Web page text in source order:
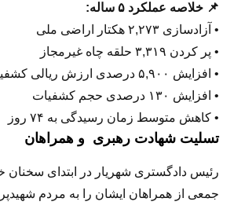
📌 خلاصه عملکرد ۵ ساله:
• آزادسازی ۲,۲۷۳ هکتار
اراضی ملی
• پر کردن ۳,۳۱۹ حلقه
چاه غیرمجاز
• افزایش ۵,۹۰۰ درصدی
ارزش ریالی
• افزایش ۱۳۰ درصدی
حجم کشفیات
• کاهش متوسط زمان رسیدگی به ۷۴ روز
تسلیت شهادت رهبری و همراهان
رئیس دادگستری شهریار در ابتدای سخنان
جمعی از همراهان ایشان را به مردم